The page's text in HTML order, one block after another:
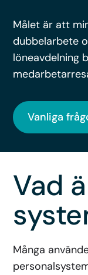
Målet är att
dubbelarbete
löneavdelning
Vanliga
Vad
Många